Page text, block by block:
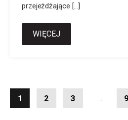
przejeżdżające […]
WIĘCEJ
1 2 3 … 9